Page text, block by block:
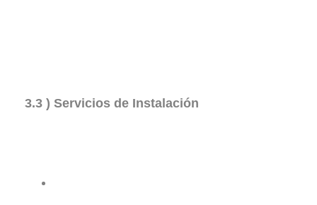
3.3 ) Servicios de Instalación